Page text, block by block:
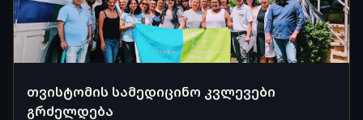
თვისტომის სამედიცინო კვლევები
გრძელდება